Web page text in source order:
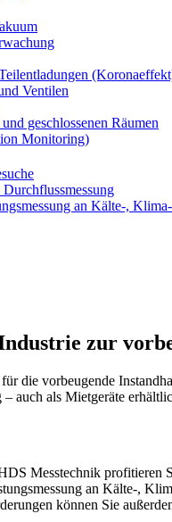
Ventilen
geschlossenen Räumen
Monitoring)
an Kälte-,
zur
die vorbeugende
auch als Mietgeräte
Messtechnik profitieren
an Kälte-,
können Sie